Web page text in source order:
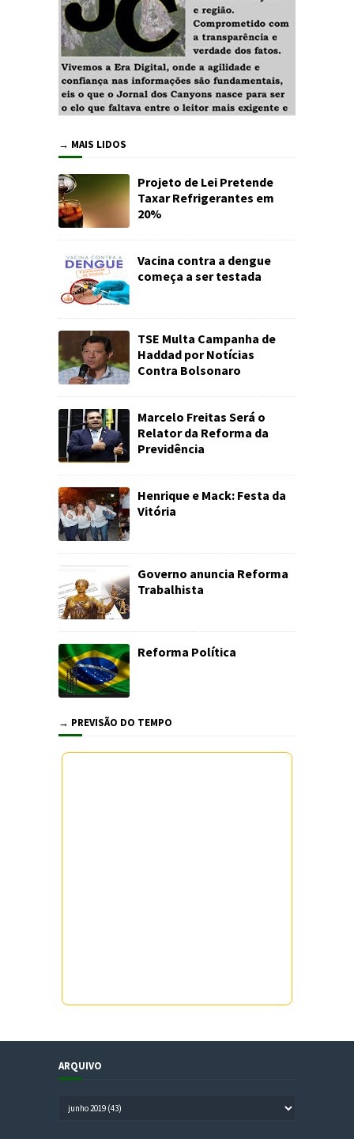
→ MAIS LIDOS
Projeto de Lei Pretende
Taxar Refrigerantes em
20%
Vacina contra a dengue
começa a ser testada
TSE Multa Campanha de
Haddad por Notícias
Contra Bolsonaro
Marcelo Freitas Será o
Relator da Reforma da
Previdência
Henrique e Mack: Festa da
Vitória
Governo anuncia Reforma
Trabalhista
Reforma Política
→ PREVISÃO DO TEMPO
ARQUIVO